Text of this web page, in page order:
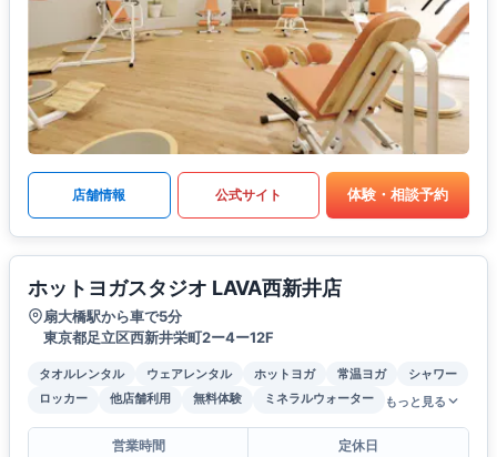
店舗情報 公式サイト 体験・相談予約
ホットヨガスタジオ LAVA西新井店
扇大橋駅から車で5分
東京都足立区西新井栄町2ー4ー12F
タオルレンタル ウェアレンタル ホットヨガ 常温ヨガ
シャワー
ロッカー
他店舗利用 無料体験 ミネラルウォーター もっと見る
営業時間
定休日